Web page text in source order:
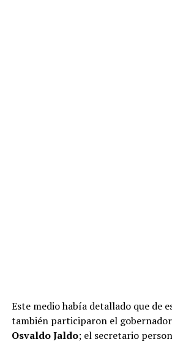
Este medio había detallado que de
también participaron el
Osvaldo Jaldo; el secretario